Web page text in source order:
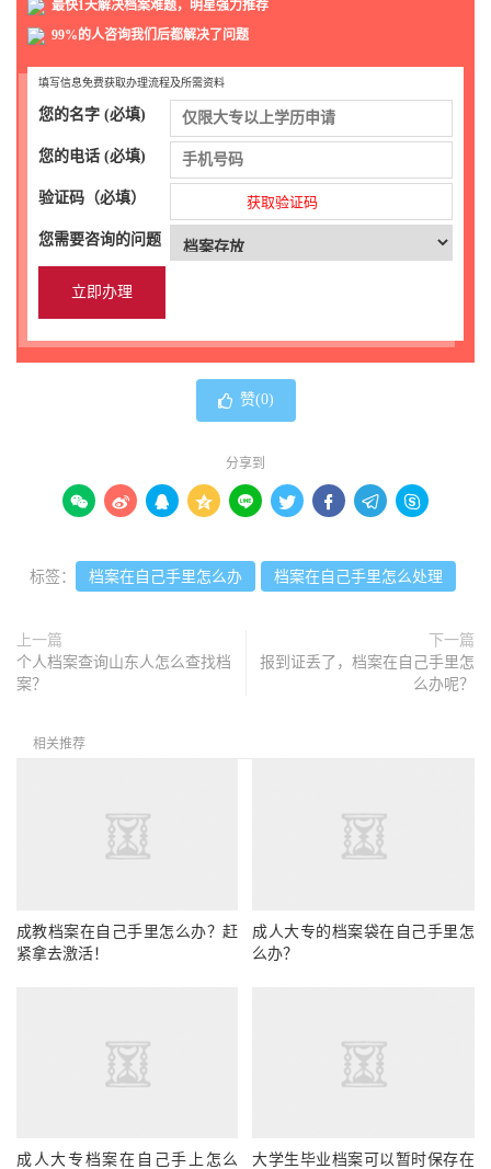
最快1天解决档案难题，明星强力推荐
99%的人咨询我们后都解决了问题
填写信息免费获取办理流程及所需资料
您的名字 (必填)
您的电话 (必填)
验证码（必填） 获取验证码
您需要咨询的问题
赞(0)
分享到
        
标签： 档案在自己手里怎么办 档案在自己手里怎么处理
上一篇
个人档案查询山东人怎么查找档
案？
下一篇
报到证丢了，档案在自己手里怎
么办呢？
相关推荐
成教档案在自己手里怎么办？赶
紧拿去激活！
成人大专的档案袋在自己手里怎
么办？
成人大专档案在自己手上怎么
大学生毕业档案可以暂时保存在